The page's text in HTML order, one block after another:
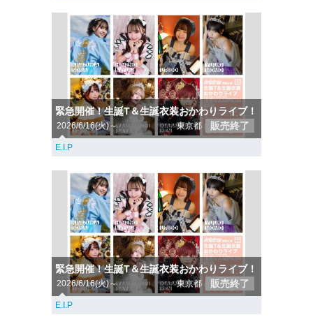
緊急開催！生誕T＆生誕衣装おかわりライブ！
2026/6/16(火)～ 東京都 販売終了
E.I.P
緊急開催！生誕T＆生誕衣装おかわりライブ！
2026/6/16(火)～ 東京都 販売終了
E.I.P